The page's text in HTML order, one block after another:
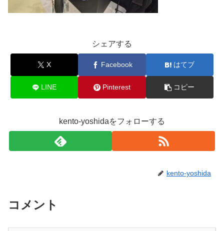
シェアする
X Facebook はてブ
LINE Pinterest コピー
kento-yoshidaをフォローする
kento-yoshida
コメント